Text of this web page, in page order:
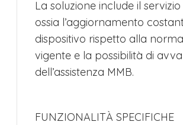
La soluzione include il
ossia l’aggiornamento
dispositivo rispetto alla
vigente e la possibilità di
dell’assistenza MMB.
FUNZIONALITÀ SPECIFICHE